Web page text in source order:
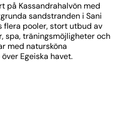
på Kassandrahalvön med
sandstranden i Sani
flera pooler, stort utbud av
spa, träningsmöjligheter och
med natursköna
Egeiska havet.